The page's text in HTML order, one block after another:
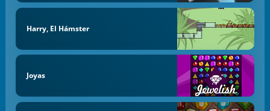
Harry, El Hámster
Joyas